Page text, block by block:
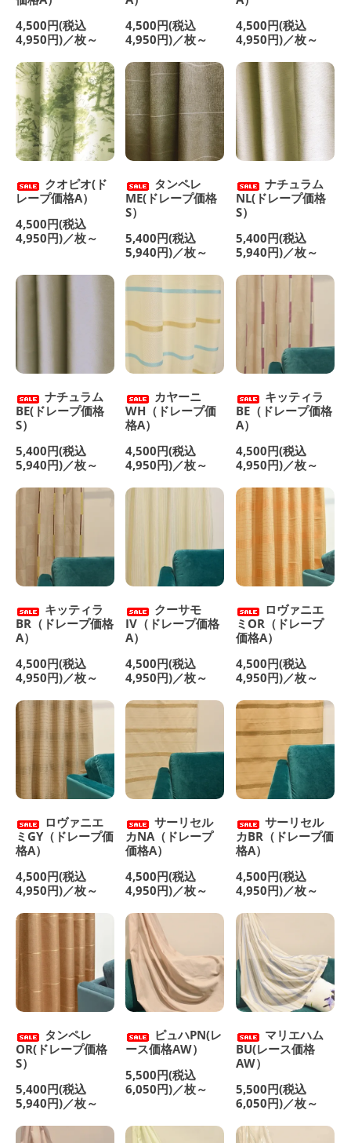
4,500円(税込
4,950円)／枚～
4,500円(税込
4,950円)／枚～
4,500円(税込
4,950円)／枚～
クオピオ(ド
レープ価格A）
4,500円(税込
4,950円)／枚～
タンペレ
ME(ドレープ価格
S）
5,400円(税込
5,940円)／枚～
ナチュラム
NL(ドレープ価格
S）
5,400円(税込
5,940円)／枚～
ナチュラム
BE(ドレープ価格
S）
5,400円(税込
5,940円)／枚～
カヤーニ
WH（ドレープ価
格A）
4,500円(税込
4,950円)／枚～
キッティラ
BE（ドレープ価格
A）
4,500円(税込
4,950円)／枚～
キッティラ
BR（ドレープ価格
A）
4,500円(税込
4,950円)／枚～
クーサモ
IV（ドレープ価格
A）
4,500円(税込
4,950円)／枚～
ロヴァニエ
ミOR（ドレープ
価格A）
4,500円(税込
4,950円)／枚～
ロヴァニエ
ミGY（ドレープ価
格A）
4,500円(税込
4,950円)／枚～
サーリセル
カNA（ドレープ
価格A）
4,500円(税込
4,950円)／枚～
サーリセル
カBR（ドレープ価
格A）
4,500円(税込
4,950円)／枚～
タンペレ
OR(ドレープ価格
S）
5,400円(税込
5,940円)／枚～
ピュハPN(レ
ース価格AW）
5,500円(税込
6,050円)／枚～
マリエハム
BU(レース価格
AW）
5,500円(税込
6,050円)／枚～